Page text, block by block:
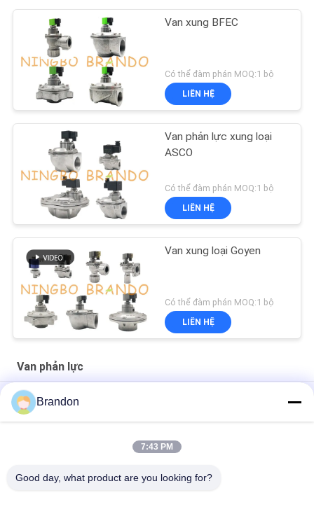
Van xung BFEC
Có thể đàm phán MOQ:1 bộ
LIÊN HỆ
Van phản lực xung loại
ASCO
Có thể đàm phán MOQ:1 bộ
LIÊN HỆ
Van xung loại Goyen
Có thể đàm phán MOQ:1 bộ
LIÊN HỆ
Van phản lực
Bộ điều khiển bộ hẹn giờ tuần tự van phản lực xung hút bụi
Van phản lực xung góc phải 3/4 '' DMF-Z-20 BFEC cho máy hút
Brandon
7:43 PM
Good day, what product are you looking for?